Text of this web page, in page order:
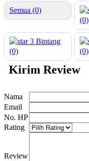
Semua (0)
(0)
3 Bintang
(0)
(0)
Kirim Review
Nama
Email
No. HP
Rating
Review